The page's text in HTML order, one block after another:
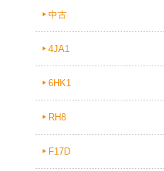
中古
4JA1
6HK1
RH8
F17D